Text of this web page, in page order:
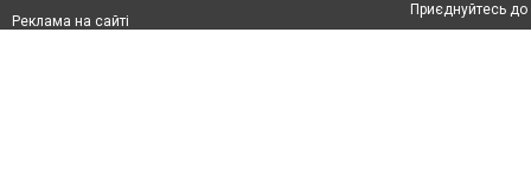
Реклама на сайті
Приєднуйтесь до